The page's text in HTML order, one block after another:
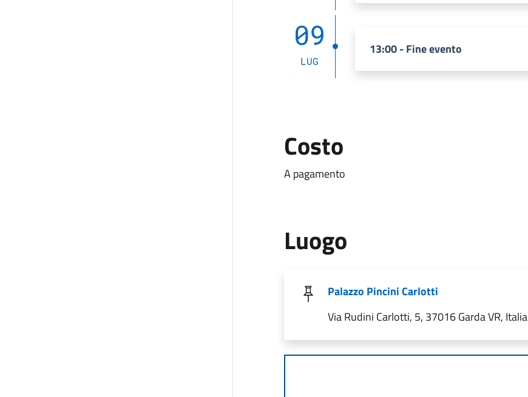
09
LUG
13:00 - Fine evento
Costo
A pagamento
Luogo
Palazzo Pincini Carlotti
Via Rudini Carlotti, 5, 37016 Garda VR, Italia